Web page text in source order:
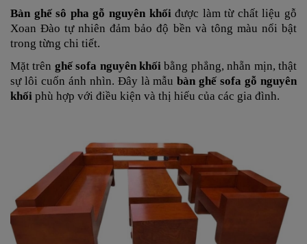
Bàn ghế sô pha gỗ nguyên khốiđược làm từ chất liệu gỗ
Xoan Đào tự nhiên đảm bảo độ bền và tông màu nổi bật
trong từng chi tiết.
Mặt trên ghế sofa nguyên khốibằng phẳng, nhẵn mịn, thật
sự lôi cuốn ánh nhìn. Đây là mẫubàn ghế sofa gỗ nguyên
khối phù hợp với điều kiện và thị hiếu của các gia đình.